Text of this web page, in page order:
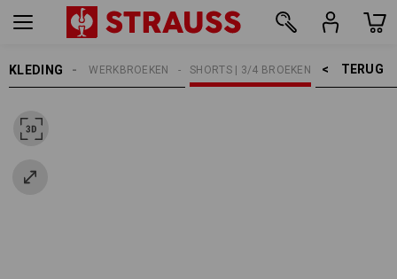
KLEDING TERUG    >
SHORTS | 3/4 BROEKEN
WERKBROEKEN
HEREN